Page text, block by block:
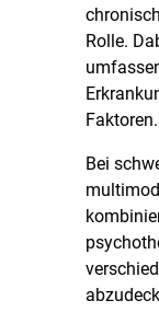
Rolle.
Faktoren.
Bei